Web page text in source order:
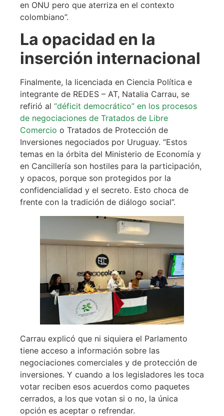
en ONU pero que aterriza en el contexto
colombiano”.
La opacidad en la
inserción internacional
Finalmente, la licenciada en Ciencia Política e
integrante de REDES – AT, Natalia Carrau, se
refirió al “déficit democrático” en los procesos
de negociaciones de Tratados de Libre
Comercio o Tratados de Protección de
Inversiones negociados por Uruguay. “Estos
temas en la órbita del Ministerio de Economía y
en Cancillería son hostiles para la participación,
y opacos, porque son protegidos por la
confidencialidad y el secreto. Esto choca de
frente con la tradición de diálogo social”.
Carrau explicó que ni siquiera el Parlamento
tiene acceso a información sobre las
negociaciones comerciales y de protección de
inversiones. Y cuando a los legisladores les toca
votar reciben esos acuerdos como paquetes
cerrados, a los que votan si o no, la única
opción es aceptar o refrendar.